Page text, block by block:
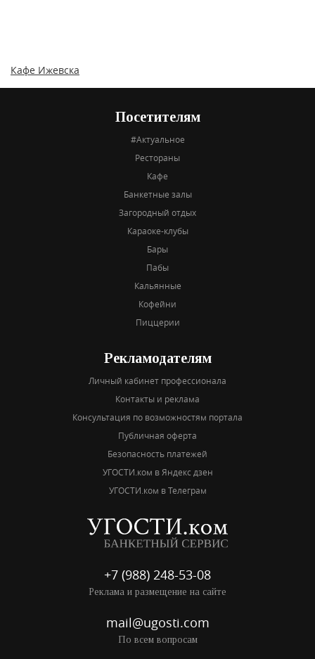
Кафе Ижевска
Посетителям
#Актуальное
Рестораны
Кафе
Банкетные залы
Загородный отдых
Караоке-клубы
Бары
Пабы
Кальянные
Кофейни
Пиццерии
Рекламодателям
Личный кабинет профессионала
Контакты и реклама
Консультация по возможностям портала
Публичная оферта
Безопасность платежей
УГОСТИ.ком в Яндекс дзен
УГОСТИ.ком в Телеграм
+7 (988) 248-53-08
Реклама и размещение на сайте
mail@ugosti.com
По всем вопросам